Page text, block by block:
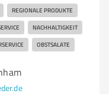
REGIONALE PRODUKTE
NACHHALTIGKEIT
OBSTSALATE